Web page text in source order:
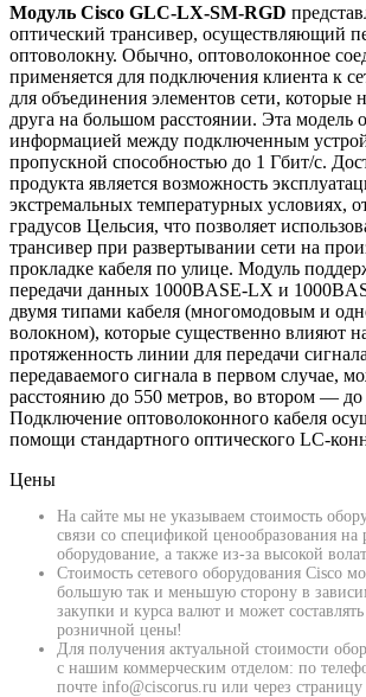
Модуль Cisco GLC-LX-SM-RGD
оптический трансивер, осуществляющий
оптоволокну. Обычно, оптоволоконное
применяется для подключения клиента к
для объединения элементов сети, которые
друга на большом расстоянии. Эта модель
информацией между подключенным
пропускной способностью до 1 Гбит/с.
продукта является возможность
экстремальных температурных условиях,
градусов Цельсия, что позволяет
трансивер при развертывании сети на
прокладке кабеля по улице. Модуль
передачи данных 1000BASE-LX и
двумя типами кабеля (многомодовым и
волокном), которые существенно влияют
протяженность линии для передачи
передаваемого сигнала в первом случае,
расстоянию до 550 метров, во втором — до
Подключение оптоволоконного кабеля
помощи стандартного оптического LC-
Цены
На сайте мы не указываем стоимость
связи со спецификой ценообразования
оборудование, а также из-за высокой
Стоимость сетевого оборудования Cisco
большую так и меньшую сторону в
закупки и курса валют и может
розничной цены!
Для получения актуальной стоимости
с нашим коммерческим отделом: по
почте info@ciscorus.ru или через страницу